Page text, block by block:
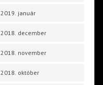
2019. január
2018. december
2018. november
2018. október